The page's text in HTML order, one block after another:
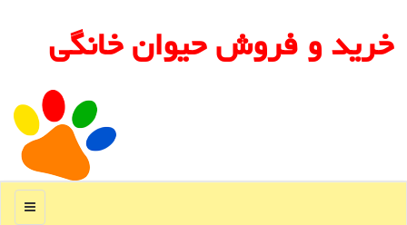
خرید و فروش حیوان خانگی
منو